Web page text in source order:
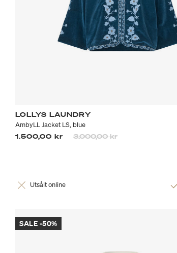
LOLLYS LAUNDRY
AmbyLL Jacket LS, blue
1.500,00 kr
Priset är nedsatt från
3.000,00 krtill
Utsålt online
SALE -50%